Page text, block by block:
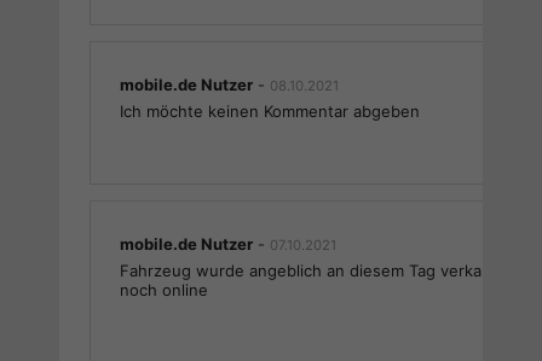
mobile.de Nutzer - 08.10.2021
Ich möchte keinen Kommentar abgeben
mobile.de Nutzer - 07.10.2021
Fahrzeug wurde angeblich an diesem Tag verkauft.
noch online